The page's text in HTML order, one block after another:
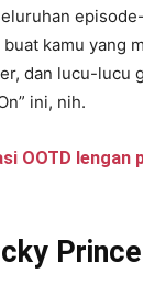
kamu yang
dan lucu-lucu
ini, nih.
OOTD lengan
Prince